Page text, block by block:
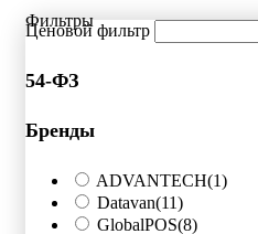
Фильтры
Ценовой фильтр
54-ФЗ
Бренды
ADVANTECH(1)
Datavan(11)
GlobalPOS(8)